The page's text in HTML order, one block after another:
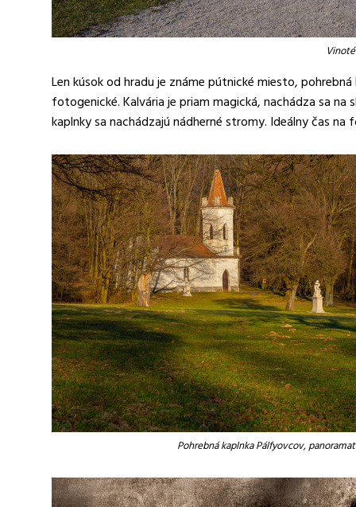
Len kúsok od hradu je známe pútnické miesto,
fotogenické. Kalvária je priam magická, nachádza sa
kaplnky sa nachádzajú nádherné stromy. Ideálny čas
Pohrebná kaplnka Pálfyovcov,